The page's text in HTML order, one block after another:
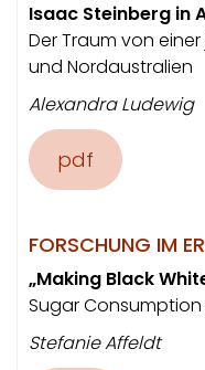
Isaac Steinberg in
Der Traum von
und Nordaustralien
Alexandra Ludewig
pdf
FORSCHUNG IM
„Making Black
Sugar Consumption
Stefanie Affeldt